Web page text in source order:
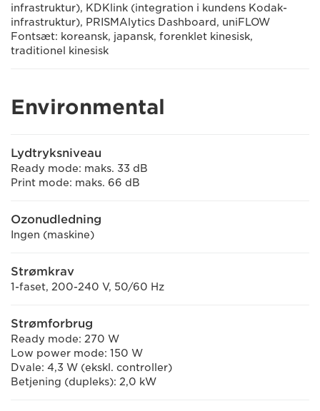
infrastruktur), KDKlink (integration i kundens Kodak-
infrastruktur), PRISMAlytics Dashboard, uniFLOW
Fontsæt: koreansk, japansk, forenklet kinesisk,
traditionel kinesisk
Environmental
Lydtryksniveau
Ready mode: maks. 33 dB
Print mode: maks. 66 dB
Ozonudledning
Ingen (maskine)
Strømkrav
1-faset, 200-240 V, 50/60 Hz
Strømforbrug
Ready mode: 270 W
Low power mode: 150 W
Dvale: 4,3 W (ekskl. controller)
Betjening (dupleks): 2,0 kW